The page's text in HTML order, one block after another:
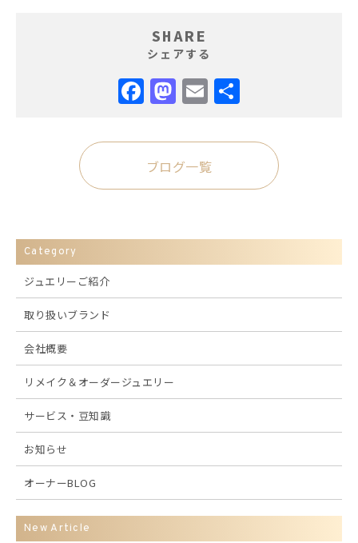
SHARE
シェアする
Facebook
Mastodon
Email
ブログ一覧
Category
ジュエリーご紹介
取り扱いブランド
会社概要
リメイク＆オーダージュエリー
サービス・豆知識
お知らせ
オーナーBLOG
New Article